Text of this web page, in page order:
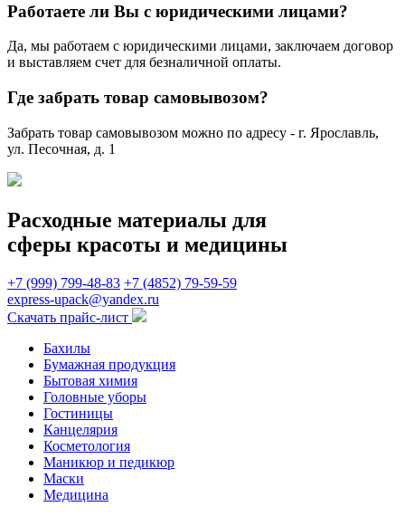
Работаете ли Вы с юридическими лицами?
Да, мы работаем с юридическими лицами, заключаем договор
и выставляем счет для безналичной оплаты.
Где забрать товар самовывозом?
Забрать товар самовывозом можно по адресу - г. Ярославль,
ул. Песочная, д. 1
Расходные материалы для
сферы красоты и медицины
+7 (999) 799-48-83 +7 (4852) 79-59-59
express-upack@yandex.ru
Скачать прайс-лист
Бахилы
Бумажная продукция
Бытовая химия
Головные уборы
Гостиницы
Канцелярия
Косметология
Маникюр и педикюр
Маски
Медицина